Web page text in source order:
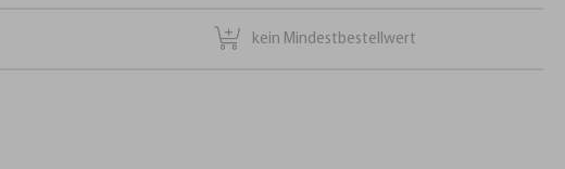
kein Mindestbestellwert